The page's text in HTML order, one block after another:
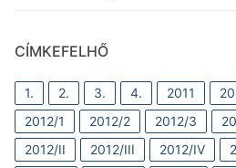
CÍMKEFELHŐ
1. 2. 3. 4. 2011
2012/1
2012/2 2012/3
2012/II
2012/III 2012/IV